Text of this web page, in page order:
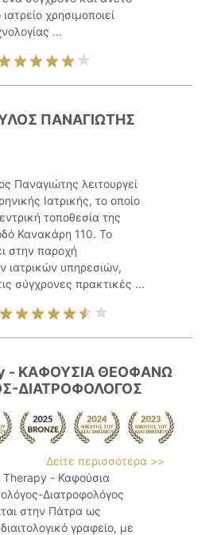
χρησιμοποιεί
...
ΠΑΝΑΓΙΩΤΗΣ
Παναγιώτης λειτουργεί
Ιατρικής, το οποίο
τοποθεσία της
Κανακάρη 110. Το
στην παροχή
ιατρικών υπηρεσιών,
σύγχρονες πρακτικές ...
- ΚΑΦΟΥΣΙΑ ΘΕΟΦΑΝΩ
ΔΙΑΤΡΟΦΟΛΟΓΟΣ
Δείτε περισσότερα >>
Therapy - Καφούσια
Διατροφολόγος
στην Πάτρα ως
γραφείο, με